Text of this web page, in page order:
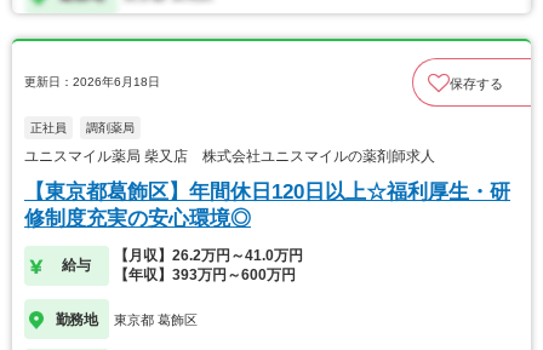
更新日：2026年6月18日 保存する
正社員 調剤薬局
ユニスマイル薬局 柴又店 株式会社ユニスマイルの薬剤師求人
【東京都葛飾区】年間休日120日以上☆福利厚生・研
修制度充実の安心環境◎
給与
【月収】26.2万円～41.0万円
【年収】393万円～600万円
勤務地 東京都 葛飾区